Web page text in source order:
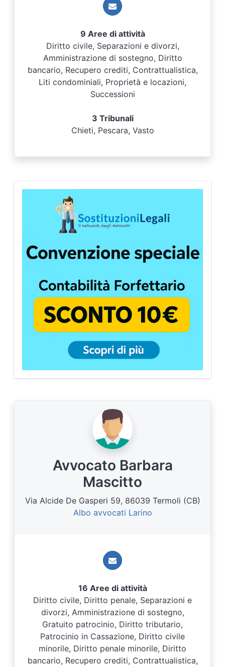
9 Aree di attività
Diritto civile, Separazioni e divorzi,
Amministrazione di sostegno, Diritto
bancario, Recupero crediti, Contrattualistica,
Liti condominiali, Proprietà e locazioni,
Successioni
3 Tribunali
Chieti, Pescara, Vasto
Avvocato Barbara
Mascitto
Via Alcide De Gasperi 59, 86039 Termoli (CB)
Albo avvocati Larino
16 Aree di attività
Diritto civile, Diritto penale, Separazioni e
divorzi, Amministrazione di sostegno,
Gratuito patrocinio, Diritto tributario,
Patrocinio in Cassazione, Diritto civile
minorile, Diritto penale minorile, Diritto
bancario, Recupero crediti, Contrattualistica,